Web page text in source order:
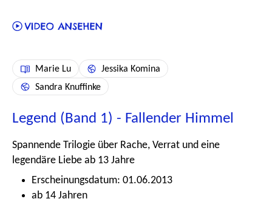
Marie Lu
Jessika Komina
Sandra Knuffinke
Legend (Band 1) - Fallender Himmel
Spannende Trilogie über Rache, Verrat und eine
legendäre Liebe ab 13 Jahre
Erscheinungsdatum: 01.06.2013
ab 14 Jahren